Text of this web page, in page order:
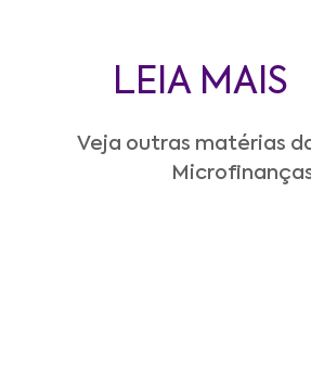
LEIA MAIS
Veja outras matérias